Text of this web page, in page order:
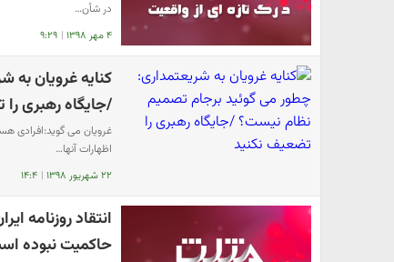
در شأن…
۴ مهر ۱۳۹۸ | ۹:۲۹
کنایه غرویان
/جایگاه رهبری
غرویان می گوید:افرادی
اظهارات آنها…
۲۲ شهریور ۱۳۹۸ | ۱۴:۴
انتقاد روزنامه
حاکمیت نبوده